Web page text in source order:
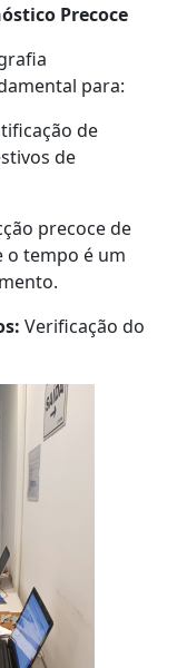
Precoce
para:
de
de
precoce de
o tempo é um
Verificação do